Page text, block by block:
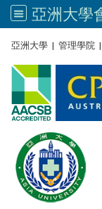
亞洲大學 | 管理學院 |